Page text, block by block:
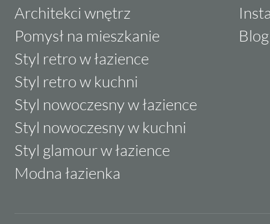
Architekci wnętrz
Pomysł na mieszkanie
Styl retro w łazience
Styl retro w kuchni
Styl nowoczesny w łazience
Styl nowoczesny w kuchni
Styl glamour w łazience
Modna łazienka
Blog